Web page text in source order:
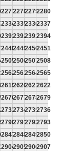
2277227822792280
2334233523362337
2391239223932394
2448244924502451
2505250625072508
2562256325642565
2619262026212622
2676267726782679
2733273427352736
2790279127922793
2847284828492850
2904290529062907